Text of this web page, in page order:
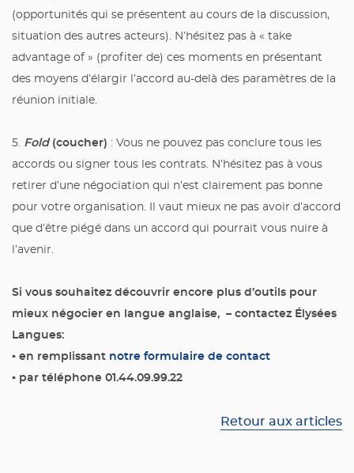
(opportunités qui se présentent au cours de la discussion,
situation des autres acteurs). N’hésitez pas à « take
advantage of » (profiter de) ces moments en présentant
des moyens d’élargir l’accord au-delà des paramètres de la
réunion initiale.
5. Fold(coucher) : Vous ne pouvez pas conclure tous les
accords ou signer tous les contrats. N’hésitez pas à vous
retirer d’une négociation qui n’est clairement pas bonne
pour votre organisation. Il vaut mieux ne pas avoir d’accord
que d’être piégé dans un accord qui pourrait vous nuire à
l’avenir.
Si vous souhaitez découvrir encore plus d’outils pour
mieux négocier en langue anglaise, – contactez Élysées
Langues:
▪ en remplissant notre formulaire de contact
▪ par téléphone 01.44.09.99.22
Retour aux articles